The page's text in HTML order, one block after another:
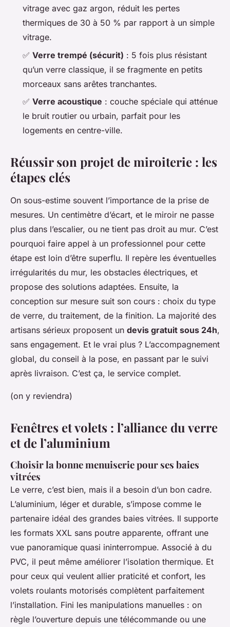
vitrage avec gaz argon, réduit les pertes
thermiques de 30 à 50 % par rapport à un simple
vitrage.
✅ Verre trempé (sécurit) : 5 fois plus résistant
qu’un verre classique, il se fragmente en petits
morceaux sans arêtes tranchantes.
✅ Verre acoustique : couche spéciale qui atténue
le bruit routier ou urbain, parfait pour les
logements en centre-ville.
Réussir son projet de miroiterie : les
étapes clés
On sous-estime souvent l’importance de la prise de
mesures. Un centimètre d’écart, et le miroir ne passe
plus dans l’escalier, ou ne tient pas droit au mur. C’est
pourquoi faire appel à un professionnel pour cette
étape est loin d’être superflu. Il repère les éventuelles
irrégularités du mur, les obstacles électriques, et
propose des solutions adaptées. Ensuite, la
conception sur mesure suit son cours : choix du type
de verre, du traitement, de la finition. La majorité des
artisans sérieux proposent un devis gratuit sous 24h,
sans engagement. Et le vrai plus ? L’accompagnement
global, du conseil à la pose, en passant par le suivi
après livraison. C’est ça, le service complet.
(on y reviendra)
Fenêtres et volets : l’alliance du verre
et de l’aluminium
Choisir la bonne menuiserie pour ses baies
vitrées
Le verre, c’est bien, mais il a besoin d’un bon cadre.
L’aluminium, léger et durable, s’impose comme le
partenaire idéal des grandes baies vitrées. Il supporte
les formats XXL sans poutre apparente, offrant une
vue panoramique quasi ininterrompue. Associé à du
PVC, il peut même améliorer l’isolation thermique. Et
pour ceux qui veulent allier praticité et confort, les
volets roulants motorisés complètent parfaitement
l’installation. Fini les manipulations manuelles : on
règle l’ouverture depuis une télécommande ou une